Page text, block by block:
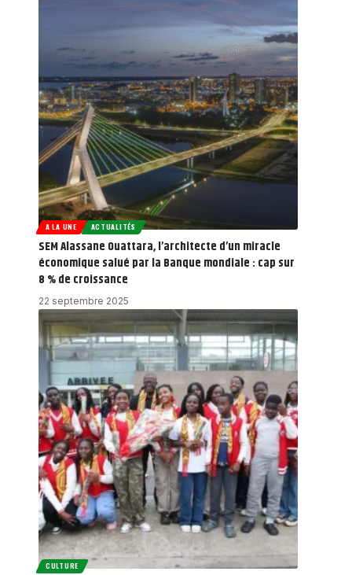
A LA UNE ACTUALITÉS
SEM Alassane Ouattara, l’architecte d’un miracle
économique salué par la Banque mondiale : cap sur
8 % de croissance
22 septembre 2025
CULTURE